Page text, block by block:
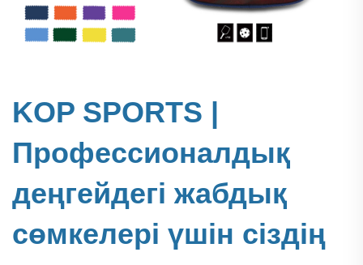
KOP SPORTS |
Профессионалдық
деңгейдегі жабдық
сөмкелері үшін сіздің